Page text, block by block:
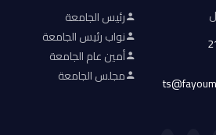
رئيس الجامعة
نواب رئيس الجامعة
أمين عام الجامعة
مجلس الجامعة